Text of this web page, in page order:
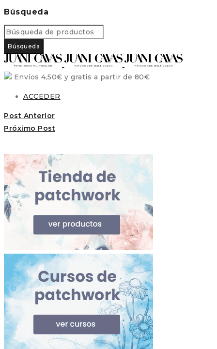
Búsqueda
Envíos 4,50€ y gratis a partir de 80€
ACCEDER
Post Anterior
Próximo Post